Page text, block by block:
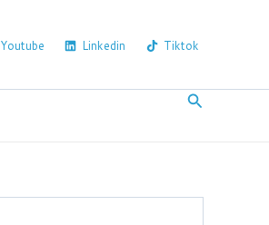
Youtube Linkedin Tiktok
Arama